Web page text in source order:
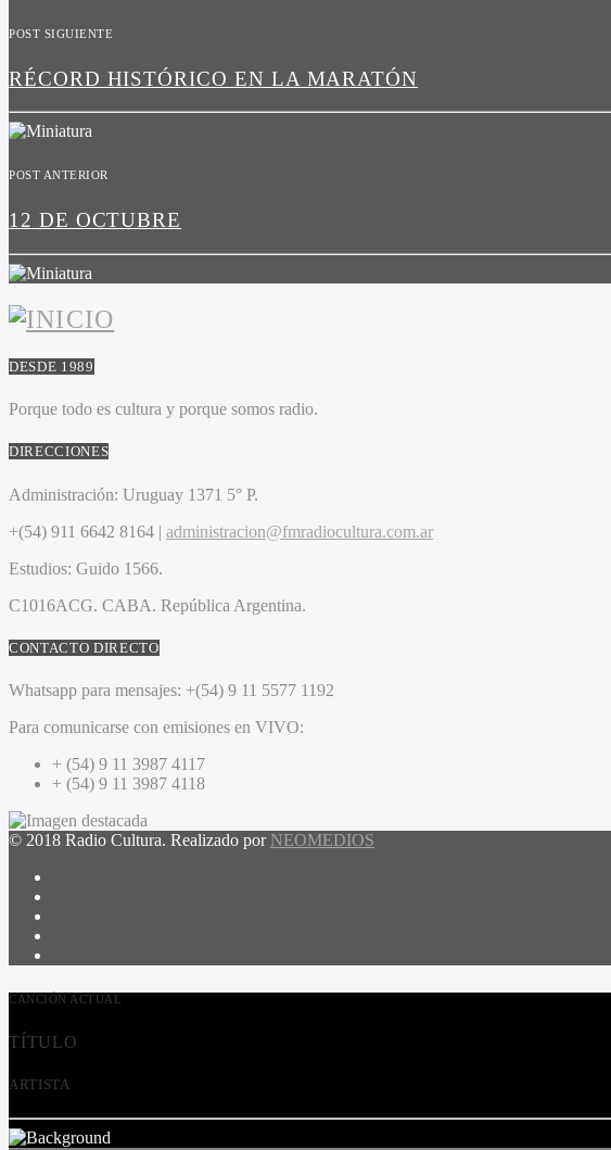
POST SIGUIENTE
RÉCORD HISTÓRICO EN LA MARATÓN
POST ANTERIOR
12 DE OCTUBRE
DESDE 1989
Porque todo es cultura y porque somos radio.
DIRECCIONES
Administración: Uruguay 1371 5° P.
+(54) 911 6642 8164 | administracion@fmradiocultura.com.ar
Estudios: Guido 1566.
C1016ACG. CABA. República Argentina.
CONTACTO DIRECTO
Whatsapp para mensajes: +(54) 9 11 5577 1192
Para comunicarse con emisiones en VIVO:
+ (54) 9 11 3987 4117
+ (54) 9 11 3987 4118
© 2018 Radio Cultura. Realizado por NEOMEDIOS
CANCIÓN ACTUAL
TÍTULO
ARTISTA